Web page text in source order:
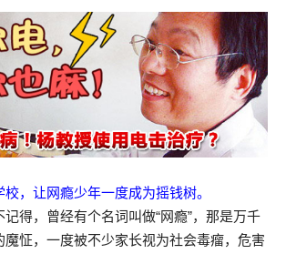
，让网瘾少年一度成为摇钱树。
得，曾经有个名词叫做“网瘾”，那是万千
魔怔，一度被不少家长视为社会毒瘤，危害